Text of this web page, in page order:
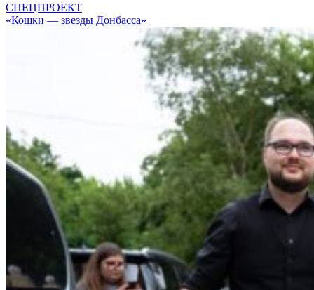
СПЕЦПРОЕКТ
«Кошки — звезды Донбасса»